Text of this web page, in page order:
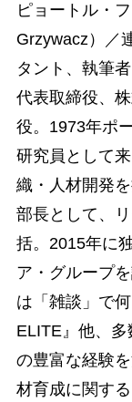
ピョートル・
Grzywacz）／
タント、執筆
代表取締役、
役。1973年ポ
研究員として
織・人材開発
部長として、
括。2015年に
ア・グループ
は「雑談」で
ELITE』他、
の豊富な経験
材育成に関す